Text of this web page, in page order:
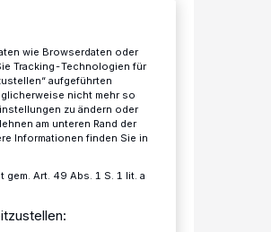
wie Browserdaten oder
Tracking-Technologien für
aufgeführten
nicht mehr so
zu ändern oder
am unteren Rand der
Informationen finden Sie in
Art. 49 Abs. 1 S. 1 lit. a